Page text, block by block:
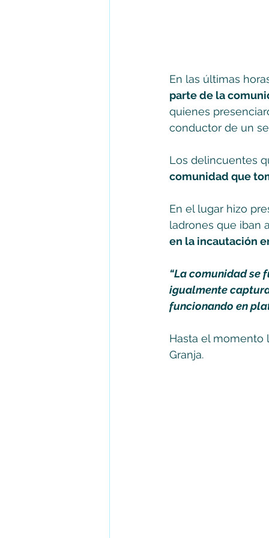
En las últimas
parte de la
quienes
conductor de un
Los delincuentes
comunidad que
En el lugar hizo
ladrones que iban
en la incautación
“La comunidad se
igualmente
funcionando en
Hasta el momento
Granja.